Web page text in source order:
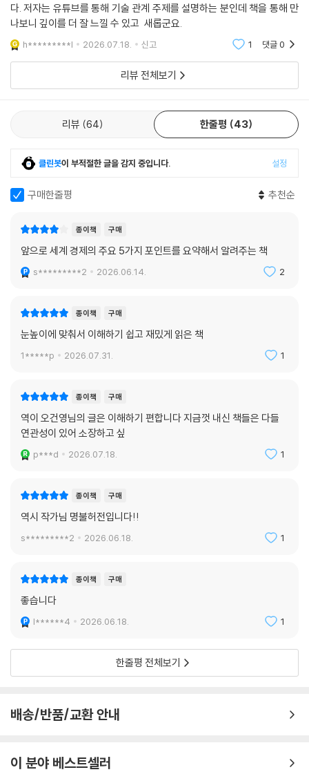
다. 저자는 유튜브를 통해 기술 관계 주제를 설명하는 분인데 책을 통해 만
나보니 깊이를 더 잘 느낄 수 있고 새롭군요.
h*********l 2026.07.18. 신고 1 댓글0
리뷰 전체보기
리뷰 64 한줄평 43
클린봇이 부적절한 글을 감지 중입니다. 설정
구매한줄평 추천순
종이책 구매
앞으로 세계 경제의 주요 5가지 포인트를 요약해서 알려주는 책
s*********2 2026.06.14. 2
종이책 구매
눈높이에 맞춰서 이해하기 쉽고 재밌게 읽은 책
1*****p 2026.07.31. 1
종이책 구매
역이 오건영님의 글은 이해하기 편합니다 지금껏 내신 책들은 다들
연관성이 있어 소장하고 싶
p***d 2026.07.18. 1
종이책 구매
역시 작가님 명불허전입니다!!
s*********2 2026.06.18. 1
종이책 구매
좋습니다
l******4 2026.06.18. 1
한줄평 전체보기
배송/반품/교환 안내
이 분야 베스트셀러